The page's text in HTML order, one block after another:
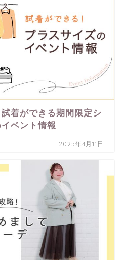
着ができる期間限定シ
ベント情報
2025年4月11日